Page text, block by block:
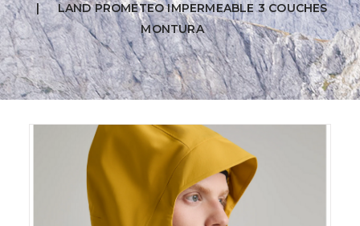
LAND PROMETEO IMPERMEABLE 3 COUCHES
MONTURA